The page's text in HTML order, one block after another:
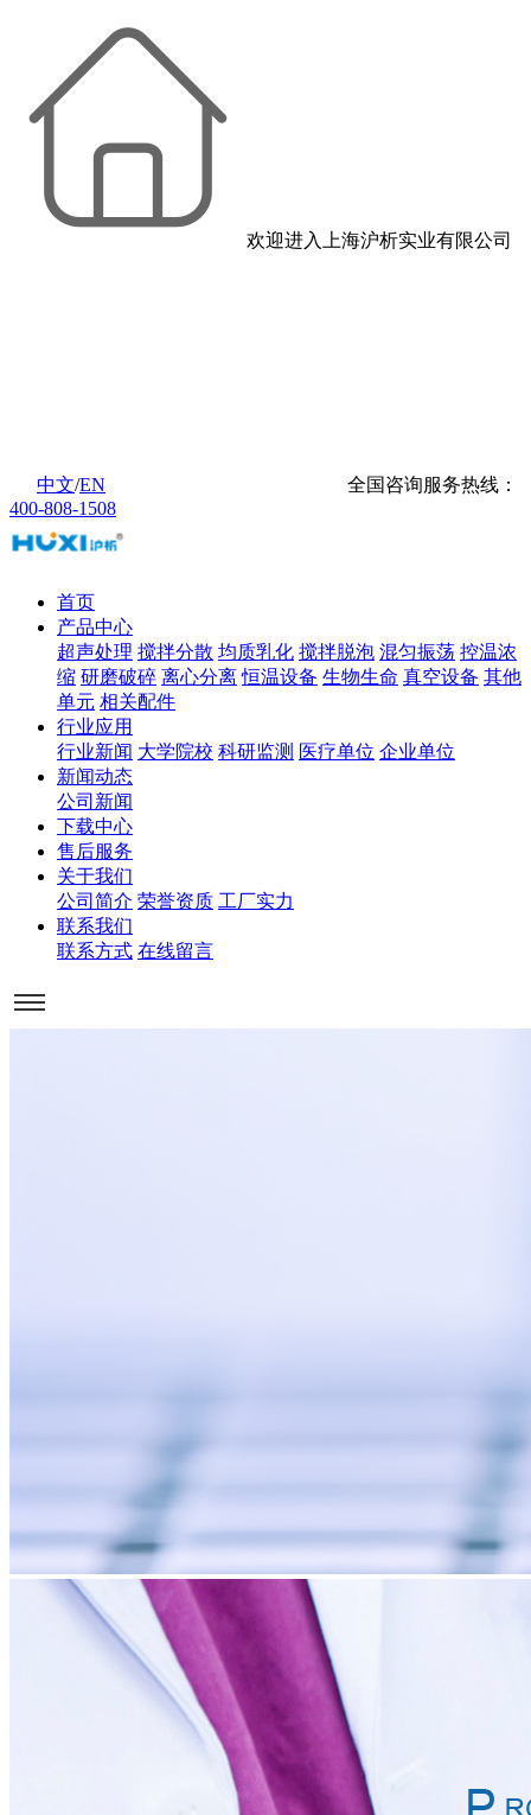
欢迎进入上海沪析实业有限公司
中文/EN
全国咨询服务热线：
400-808-1508
首页
产品中心
超声处理 搅拌分散 均质乳化 搅拌脱泡 混匀振荡 控温浓
缩 研磨破碎 离心分离 恒温设备 生物生命 真空设备 其他
单元 相关配件
行业应用
行业新闻 大学院校 科研监测 医疗单位 企业单位
新闻动态
公司新闻
下载中心
售后服务
关于我们
公司简介 荣誉资质 工厂实力
联系我们
联系方式 在线留言